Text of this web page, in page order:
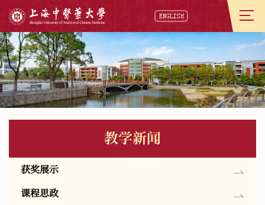
教学新闻
获奖展示
课程思政